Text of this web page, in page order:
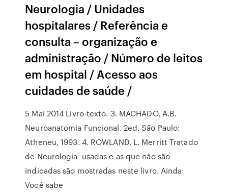
Neurologia / Unidades
hospitalares / Referência e
consulta – organização e
administração / Número de leitos
em hospital / Acesso aos
cuidades de saúde /
5 Mai 2014 Livro-texto. 3. MACHADO, A.B.
Neuroanatomia Funcional. 2ed. São Paulo:
Atheneu, 1993. 4. ROWLAND, L. Merritt Tratado
de Neurologia usadas e as que não são
indicadas são mostradas neste livro. Ainda:
Você sabe